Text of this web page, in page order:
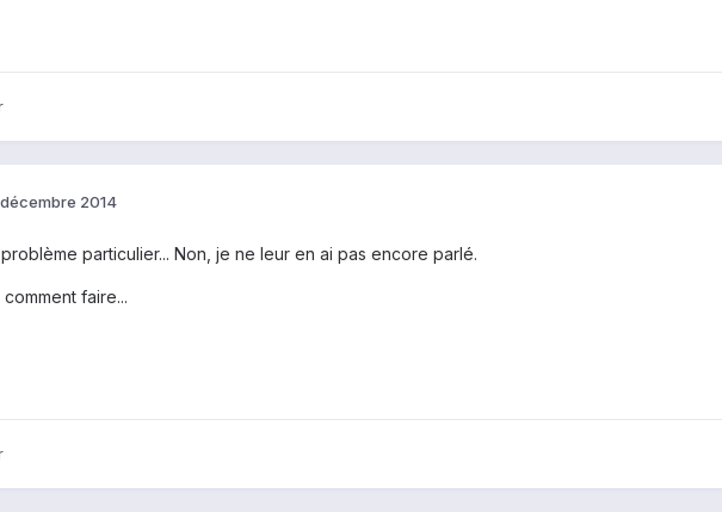
2014
particulier... Non, je ne leur en ai pas encore parlé.
faire...